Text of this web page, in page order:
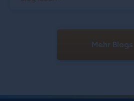
Mehr Blogs